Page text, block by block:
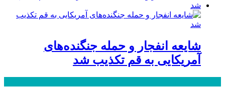
شایعه انفجار و حمله جنگنده‌های
آمریکایی به قم تکذیب شد